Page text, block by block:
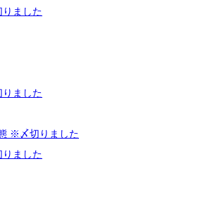
ました
ました
※〆切りました
ました